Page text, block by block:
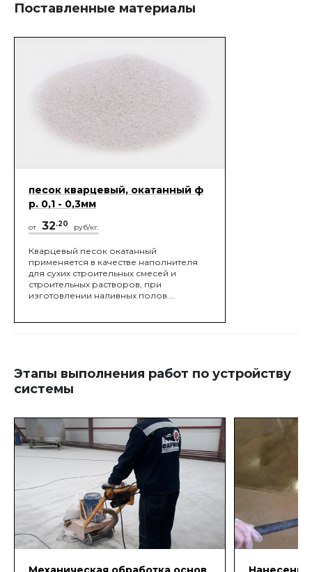
Поставленные материалы
песок кварцевый, окатанный ф
р. 0,1 - 0,3мм
от 32.20 руб/кг.
Кварцевый песок окатанный
применяется в качестве наполнителя
для сухих строительных смесей и
строительных растворов, при
изготовлении наливных полов.
Этапы выполнения работ по устройству
системы